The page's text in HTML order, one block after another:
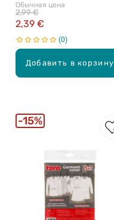
Добавить в корзину
Обычная цена
2,39 €
2,99 €
0
15%